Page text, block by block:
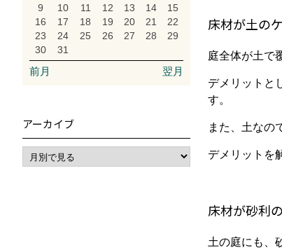
床材が土の
庭全体が土で
デメリットと
す。
また、土なの
デメリットを
床材が砂利
土の庭にも、
9
10 11 12 13 14
15
16
17 18 19 20 21
22
23
24 25 26 27 28
29
30
31
前月 翌月
アーカイブ